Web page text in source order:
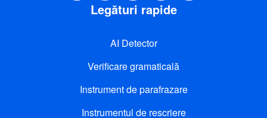
Legături rapide
AI Detector
Verificare gramaticală
Instrument de parafrazare
Instrumentul de rescriere